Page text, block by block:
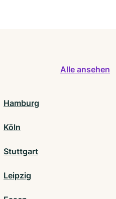
Alle ansehen
Hamburg
Köln
Stuttgart
Leipzig